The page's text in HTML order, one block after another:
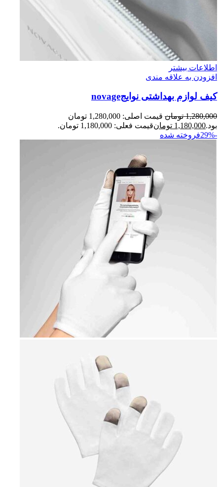
اطلاعات بیشتر
افزودن به علاقه مندی
کیف لوازم بهداشتی نوایجnovage
1,280,000 تومان
قیمت اصلی: 1,280,000 تومان
بود.1,180,000 تومانقیمت فعلی: 1,180,000 تومان.
-29%
فروخته شده